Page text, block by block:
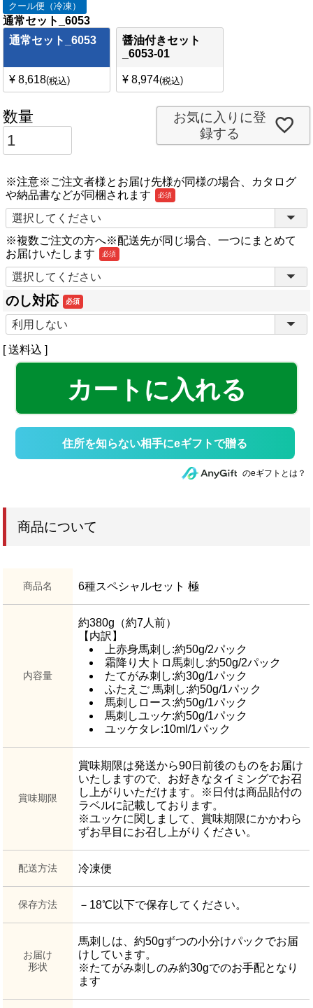
クール便（冷凍）
通常セット_6053
通常セット_6053
¥ 8,618 税込
醤油付きセット
_6053-01
¥ 8,974 税込
お気に入りに登
録する
カートに入れる
※注意※ご注文者様とお届け先様が同様の場合、カタログ
や納品書などが同梱されます
(必
※複数ご注文の方へ※配送先が同じ場合、一つにまとめて
お届けいたします
(必
須)
のし対応
(必
須)
送料込
住所を知らない相手にeギフトで贈る
のeギフトとは？
商品について
商品名 6種スペシャルセット 極
内容量
約380g（約7人前）
【内訳】
上赤身馬刺し:約50g/2パック
霜降り大トロ馬刺し:約50g/2パック
たてがみ刺し:約30g/1パック
ふたえご 馬刺し:約50g/1パック
馬刺しロース:約50g/1パック
馬刺しユッケ:約50g/1パック
ユッケタレ:10ml/1パック
賞味期限
賞味期限は発送から90日前後のものをお届け
いたしますので、お好きなタイミングでお召
し上がりいただけます。※日付は商品貼付の
ラベルに記載しております。
※ユッケに関しまして、賞味期限にかかわら
ずお早目にお召し上がりください。
配送方法 冷凍便
保存方法 －18℃以下で保存してください。
お届け
形状
馬刺しは、約50gずつの小分けパックでお届
けしています。
※たてがみ刺しのみ約30gでのお手配となり
ます